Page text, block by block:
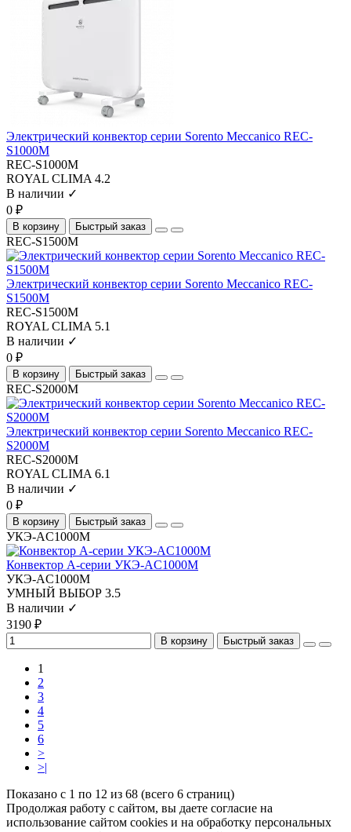
Электрический конвектор серии Sorento Meccanico REC-
S1000M
REC-S1000M
ROYAL CLIMA 4.2
В наличии ✓
0 ₽
В корзину Быстрый заказ
REC-S1500M
Электрический конвектор серии Sorento Meccanico REC-
S1500M
REC-S1500M
ROYAL CLIMA 5.1
В наличии ✓
0 ₽
В корзину Быстрый заказ
REC-S2000M
Электрический конвектор серии Sorento Meccanico REC-
S2000M
REC-S2000M
ROYAL CLIMA 6.1
В наличии ✓
0 ₽
В корзину Быстрый заказ
УКЭ-AС1000М
Конвектор А-серии УКЭ-AС1000М
УКЭ-AС1000М
УМНЫЙ ВЫБОР 3.5
В наличии ✓
3190 ₽
В корзину Быстрый заказ
1
2
3
4
5
6
>
>|
Показано с 1 по 12 из 68 (всего 6 страниц)
Продолжая работу с сайтом, вы даете согласие на
использование сайтом cookies и на обработку персональных